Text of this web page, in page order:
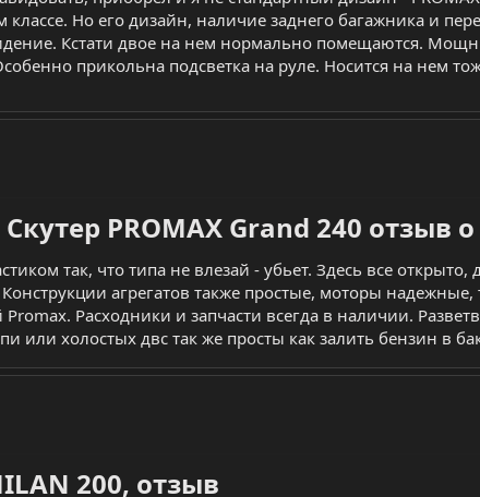
классе. Но его дизайн, наличие заднего багажника и
Кстати двое на нем нормально помещаются.
прикольна подсветка на руле. Носится на нем
Скутер PROMAX Grand 240 отзыв
так, что типа не влезай - убьет. Здесь все
агрегатов также простые, моторы надежные,
Расходники и запчасти всегда в наличии.
или холостых двс так же просты как залить бензин в
200, отзыв​